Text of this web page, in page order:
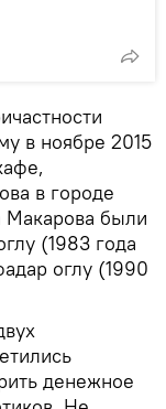
в ноябре 2015
в городе
Макарова были
(1983 года
оглу (1990
денежное